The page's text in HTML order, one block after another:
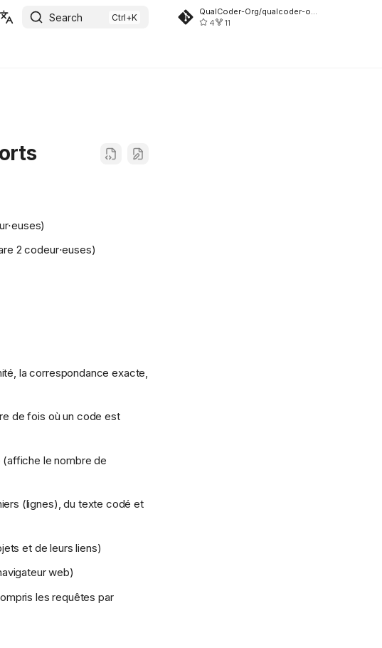
Search
4
11
2 codeur⋅euses)
la correspondance exacte,
de fois où un code est
le nombre de
(lignes), du texte codé et
et de leurs liens)
web)
les requêtes par